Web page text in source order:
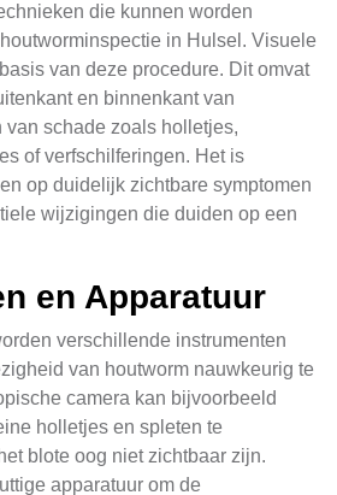
die kunnen worden
in Hulsel. Visuele
van deze procedure. Dit omvat
en binnenkant van
schade zoals holletjes,
of verfschilferingen. Het is
op duidelijk zichtbare symptomen
wijzigingen die duiden op een
en Apparatuur
verschillende instrumenten
van houtworm nauwkeurig te
camera kan bijvoorbeeld
holletjes en spleten te
blote oog niet zichtbaar zijn.
apparatuur om de